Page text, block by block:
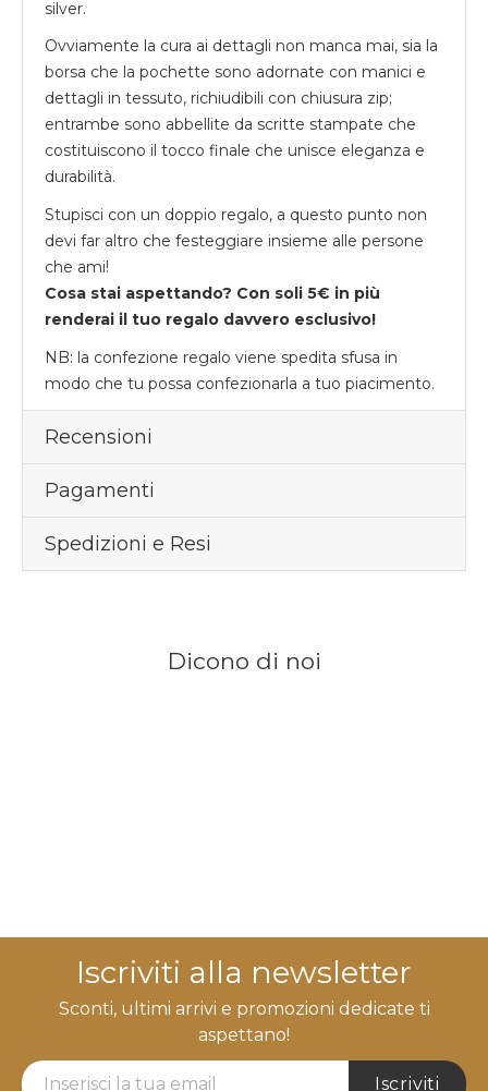
silver.
Ovviamente la cura ai dettagli non manca mai, sia la
borsa che la pochette sono adornate con manici e
dettagli in tessuto, richiudibili con chiusura zip;
entrambe sono abbellite da scritte stampate che
costituiscono il tocco finale che unisce eleganza e
durabilità.
Stupisci con un doppio regalo, a questo punto non
devi far altro che festeggiare insieme alle persone
che ami!
Cosa stai aspettando? Con soli 5€ in più
renderai il tuo regalo davvero esclusivo!
NB: la confezione regalo viene spedita sfusa in
modo che tu possa confezionarla a tuo piacimento.
Recensioni
Pagamenti
Spedizioni e Resi
Dicono di noi
Iscriviti alla newsletter
Sconti, ultimi arrivi e promozioni dedicate ti
aspettano!
Newsletter Label
Iscriviti